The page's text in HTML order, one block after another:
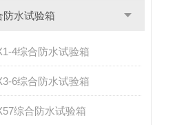
防水试验箱
4综合防水试验箱
6综合防水试验箱
综合防水试验箱